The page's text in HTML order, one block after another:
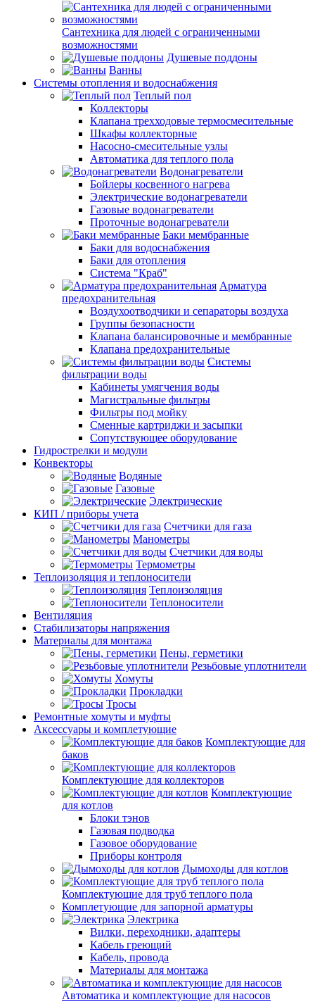
Сантехника для людей с ограниченными
возможностями
Душевые поддоны
Ванны
Системы отопления и водоснабжения
Теплый пол
Коллекторы
Клапана трехходовые термосмесительные
Шкафы коллекторные
Насосно-смесительные узлы
Автоматика для теплого пола
Водонагреватели
Бойлеры косвенного нагрева
Электрические водонагреватели
Газовые водонагреватели
Проточные водонагреватели
Баки мембранные
Баки для водоснабжения
Баки для отопления
Система "Краб"
Арматура
предохранительная
Воздухоотводчики и сепараторы воздуха
Группы безопасности
Клапана балансировочные и мембранные
Клапана предохранительные
Системы
фильтрации воды
Кабинеты умягчения воды
Магистральные фильтры
Фильтры под мойку
Сменные картриджи и засыпки
Сопутствующее оборудование
Гидрострелки и модули
Конвекторы
Водяные
Газовые
Электрические
КИП / приборы учета
Счетчики для газа
Манометры
Счетчики для воды
Термометры
Теплоизоляция и теплоносители
Теплоизоляция
Теплоносители
Вентиляция
Стабилизаторы напряжения
Материалы для монтажа
Пены, герметики
Резьбовые уплотнители
Хомуты
Прокладки
Тросы
Ремонтные хомуты и муфты
Аксессуары и комплетующие
Комплектующие для
баков
Комплектующие для коллекторов
Комплектующие
для котлов
Блоки тэнов
Газовая подводка
Газовое оборудование
Приборы контроля
Дымоходы для котлов
Комплектующие для труб теплого пола
Комплетующие для запорной арматуры
Электрика
Вилки, переходники, адаптеры
Кабель греющий
Кабель, провода
Материалы для монтажа
Автоматика и комплектующие для насосов